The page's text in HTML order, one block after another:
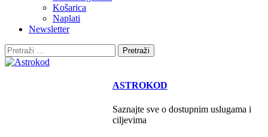
Košarica
Naplati
Newsletter
Pretraži:
ASTROKOD
Saznajte sve o dostupnim uslugama i
ciljevima